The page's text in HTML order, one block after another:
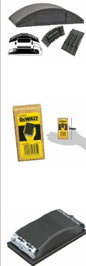
I
RĘCZNE
OSPRZĘT
Zestawy
ręczne